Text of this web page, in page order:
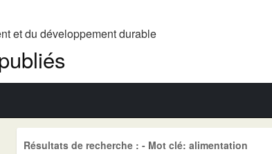
et du développement durable
Résultats de recherche : - Mot clé: alimentation